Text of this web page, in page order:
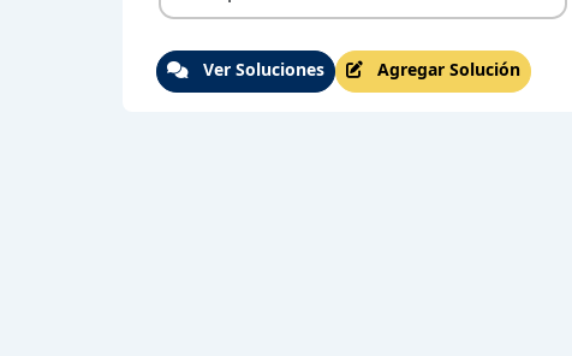
Ver Soluciones Agregar Solución